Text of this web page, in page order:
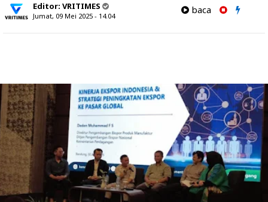
Editor: VRITIMES
Jumat, 09 Mei 2025 - 14.04
baca